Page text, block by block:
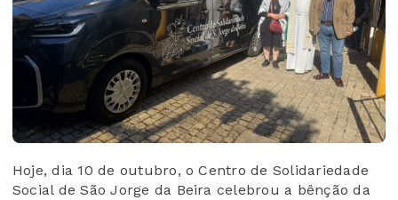
Hoje, dia 10 de outubro, o Centro de Solidariedade
Social de São Jorge da Beira celebrou a bênção da